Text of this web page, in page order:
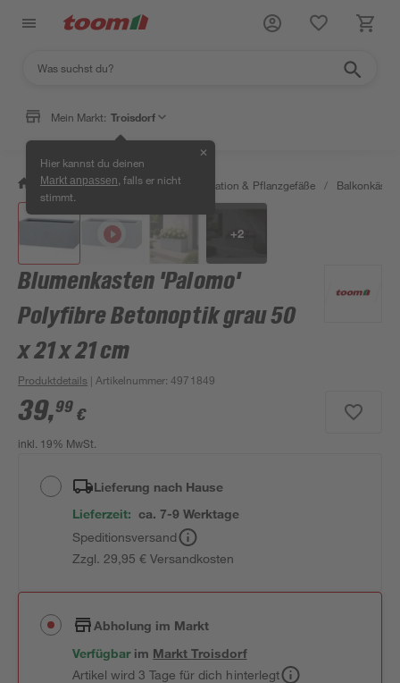
Mein Markt: Troisdorf
Hier kannst du deinen
Markt anpassen , falls er nicht
stimmt.
✕
/ Garten & Freizeit / Gartendekoration & Pflanzgefäße /
+2
Blumenkasten 'Palomo'
Polyfibre Betonoptik grau 50
x 21 x 21 cm
Produktdetails | Artikelnummer:4971849
39,99 €
inkl. 19% MwSt.
Lieferung nach Hause
Lieferzeit: ca. 7-9 Werktage
Speditionsversand
Zzgl. 29,95 € Versandkosten
Abholung im Markt
Verfügbar im MarktTroisdorf
Artikel wird 3 Tage für dich hinterlegt